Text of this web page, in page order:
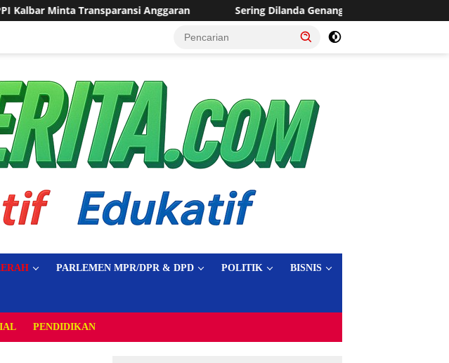
Anggaran Sering Dilanda Genangan, Desa Sukaraja Usulkan Pembangunan
PARLEMEN MPR/DPR & DPD POLITIK BISNIS
PENDIDIKAN